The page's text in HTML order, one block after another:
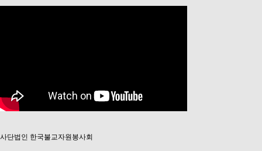
사단법인 한국불교자원봉사회